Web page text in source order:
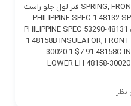
48131 SPRING, FRONT COIL, RH 48131-53280 1 فنر لول جلو راست
48131-53290 PHILIPPINE SPEC 1
LH 48131-53280 1 فنر لول جلو چپ 48131-53290 PHILIPPINE SPEC
1 48158B INSULATOR,
30020 1 $7.91 48158C
LOWER LH 48158-
نظر